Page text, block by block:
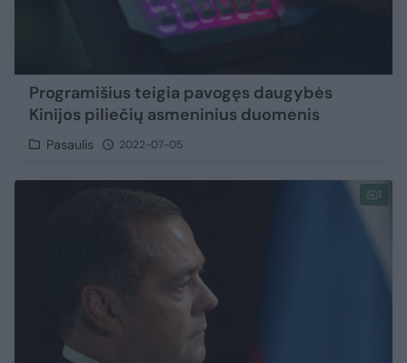
Programišius teigia pavogęs daugybės
Kinijos piliečių asmeninius duomenis
Pasaulis 2022-07-05
1